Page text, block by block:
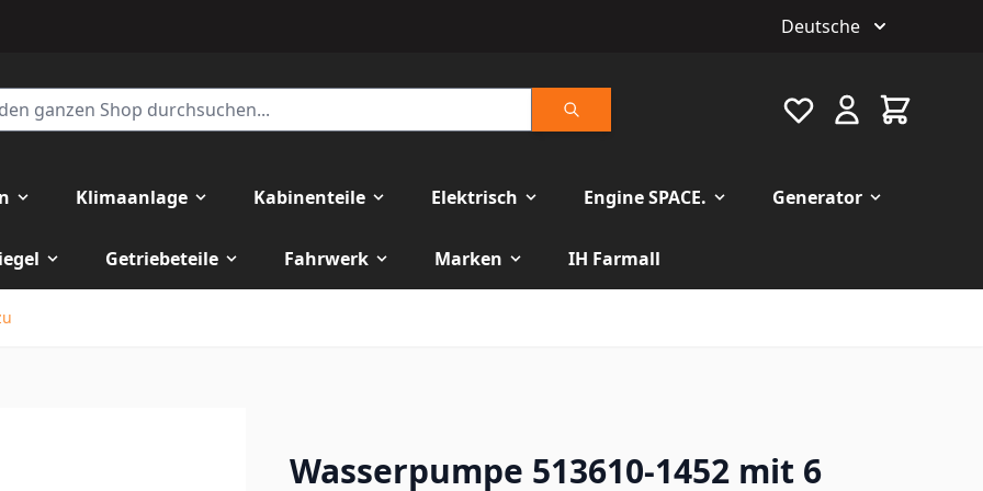
Deutsche
Suche
Favourite Warenkorb
Klimaanlage Kabinenteile Elektrisch Engine SPACE. Generator
Getriebeteile Fahrwerk Marken
IH Farmall
Wasserpumpe 513610-1452 mit 6